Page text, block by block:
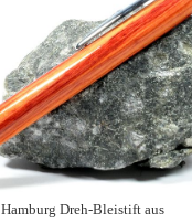
Hamburg Dreh-Bleistift aus